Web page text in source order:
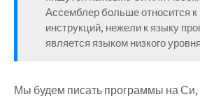
Ассемблер больше относится к
инструкций, нежели к языку
является языком низкого
Мы будем писать программы на Си,